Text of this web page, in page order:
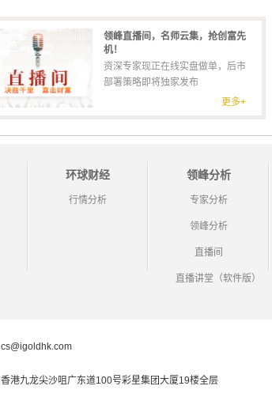
领峰直播间，名师云集，抢创富先
机！
资深专家现正在线实盘做单，后市
部署策略即将独家发布
更多+
环球财经
行情分析
领峰分析
专家分析
领峰分析
直播间
直播讲堂（软件版）
cs@igoldhk.com
香港九龙尖沙咀广东道100号彩星集团大厦19楼全层